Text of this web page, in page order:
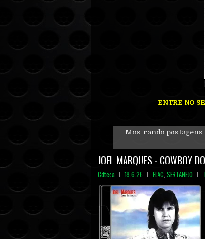
ENTRE NO
Mostrando
JOEL MARQUES - COWBOY
Cdteca 18.6.26 FLAC SERTANEJO